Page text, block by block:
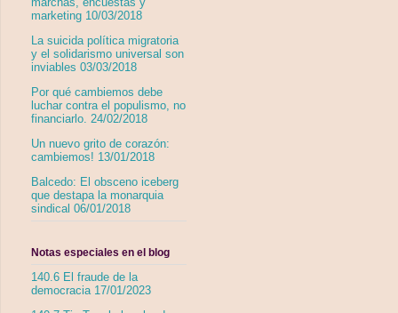
marketing 10/03/2018
La suicida política migratoria
y el solidarismo universal son
inviables 03/03/2018
Por qué cambiemos debe
luchar contra el populismo, no
financiarlo. 24/02/2018
Un nuevo grito de corazón:
cambiemos! 13/01/2018
Balcedo: El obsceno iceberg
que destapa la monarquia
sindical 06/01/2018
Notas especiales en el blog
140.6 El fraude de la
democracia 17/01/2023